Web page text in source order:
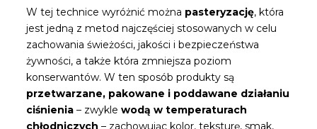
W tej technice wyróżnić można pasteryzację, która
jest jedną z metod najczęściej stosowanych w celu
zachowania świeżości, jakości i bezpieczeństwa
żywności, a także która zmniejsza poziom
konserwantów. W ten sposób produkty są
przetwarzane, pakowane i poddawane działaniu
ciśnienia – zwyklewodą w temperaturach
chłodniczych – zachowując kolor, teksturę, smak,